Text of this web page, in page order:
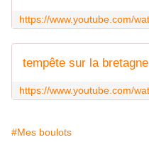
tempête sur la bretagne
#Mes boulots